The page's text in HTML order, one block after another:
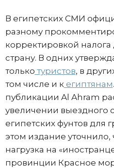
В египетских СМИ
разному
корректировкой налога
страну. В одних
только туристов, в
том числе и кегиптянам
публикации Al Ahram
увеличении выездного
египетских фунтов для
этом издание уточнило,
нагрузка на
провинции Красное